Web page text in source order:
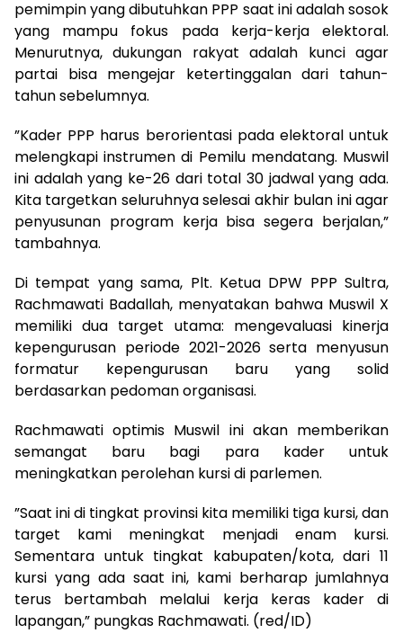
pemimpin yang dibutuhkan PPP saat ini adalah sosok
yang mampu fokus pada kerja-kerja elektoral.
Menurutnya, dukungan rakyat adalah kunci agar
partai bisa mengejar ketertinggalan dari tahun-
tahun sebelumnya.
​”Kader PPP harus berorientasi pada elektoral untuk
melengkapi instrumen di Pemilu mendatang. Muswil
ini adalah yang ke-26 dari total 30 jadwal yang ada.
Kita targetkan seluruhnya selesai akhir bulan ini agar
penyusunan program kerja bisa segera berjalan,”
tambahnya.
​Di tempat yang sama, Plt. Ketua DPW PPP Sultra,
Rachmawati Badallah, menyatakan bahwa Muswil X
memiliki dua target utama: mengevaluasi kinerja
kepengurusan periode 2021-2026 serta menyusun
formatur kepengurusan baru yang solid
berdasarkan pedoman organisasi.
​Rachmawati optimis Muswil ini akan memberikan
semangat baru bagi para kader untuk
meningkatkan perolehan kursi di parlemen.
​”Saat ini di tingkat provinsi kita memiliki tiga kursi, dan
target kami meningkat menjadi enam kursi.
Sementara untuk tingkat kabupaten/kota, dari 11
kursi yang ada saat ini, kami berharap jumlahnya
terus bertambah melalui kerja keras kader di
lapangan,” pungkas Rachmawati. (red/ID)